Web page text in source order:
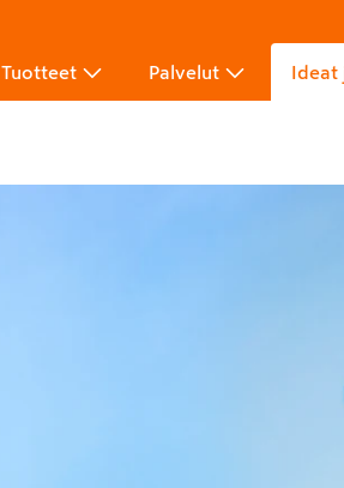
Tuotteet Palvelut Ideat